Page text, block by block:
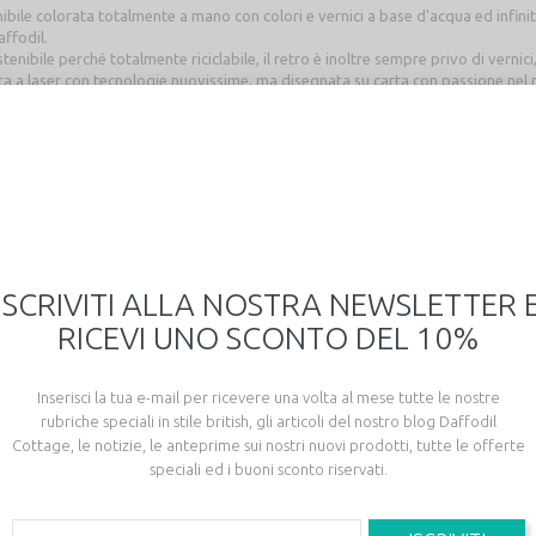
colorata totalmente a mano con colori e vernici a base d'acqua ed
perché totalmente riciclabile, il retro è inoltre sempre privo di
a laser con tecnologie nuovissime, ma disegnata su carta con passione
ALLA NOSTRA NEWSLETTER
RICEVI UNO SCONTO DEL 10%
Inserisci la tua e-mail per ricevere una volta al mese tutte le nostre
rubriche speciali in stile british, gli articoli del nostro blog Daffodil
Cottage, le notizie, le anteprime sui nostri nuovi prodotti, tutte le offerte
speciali ed i buoni sconto riservati.